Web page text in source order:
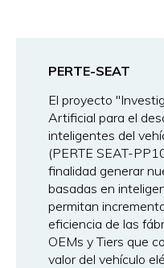
PERTE-SEAT
El proyecto
Artificial para el
inteligentes del
(PERTE SEAT-
finalidad generar
basadas en
permitan
eficiencia de las
OEMs y Tiers que
valor del vehículo